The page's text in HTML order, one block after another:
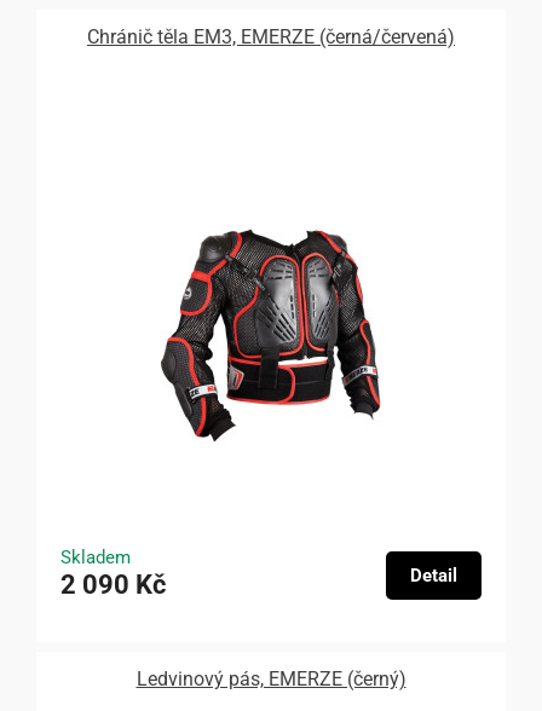
Chránič těla EM3, EMERZE (černá/červená)
Skladem
2 090 Kč Detail
Ledvinový pás, EMERZE (černý)